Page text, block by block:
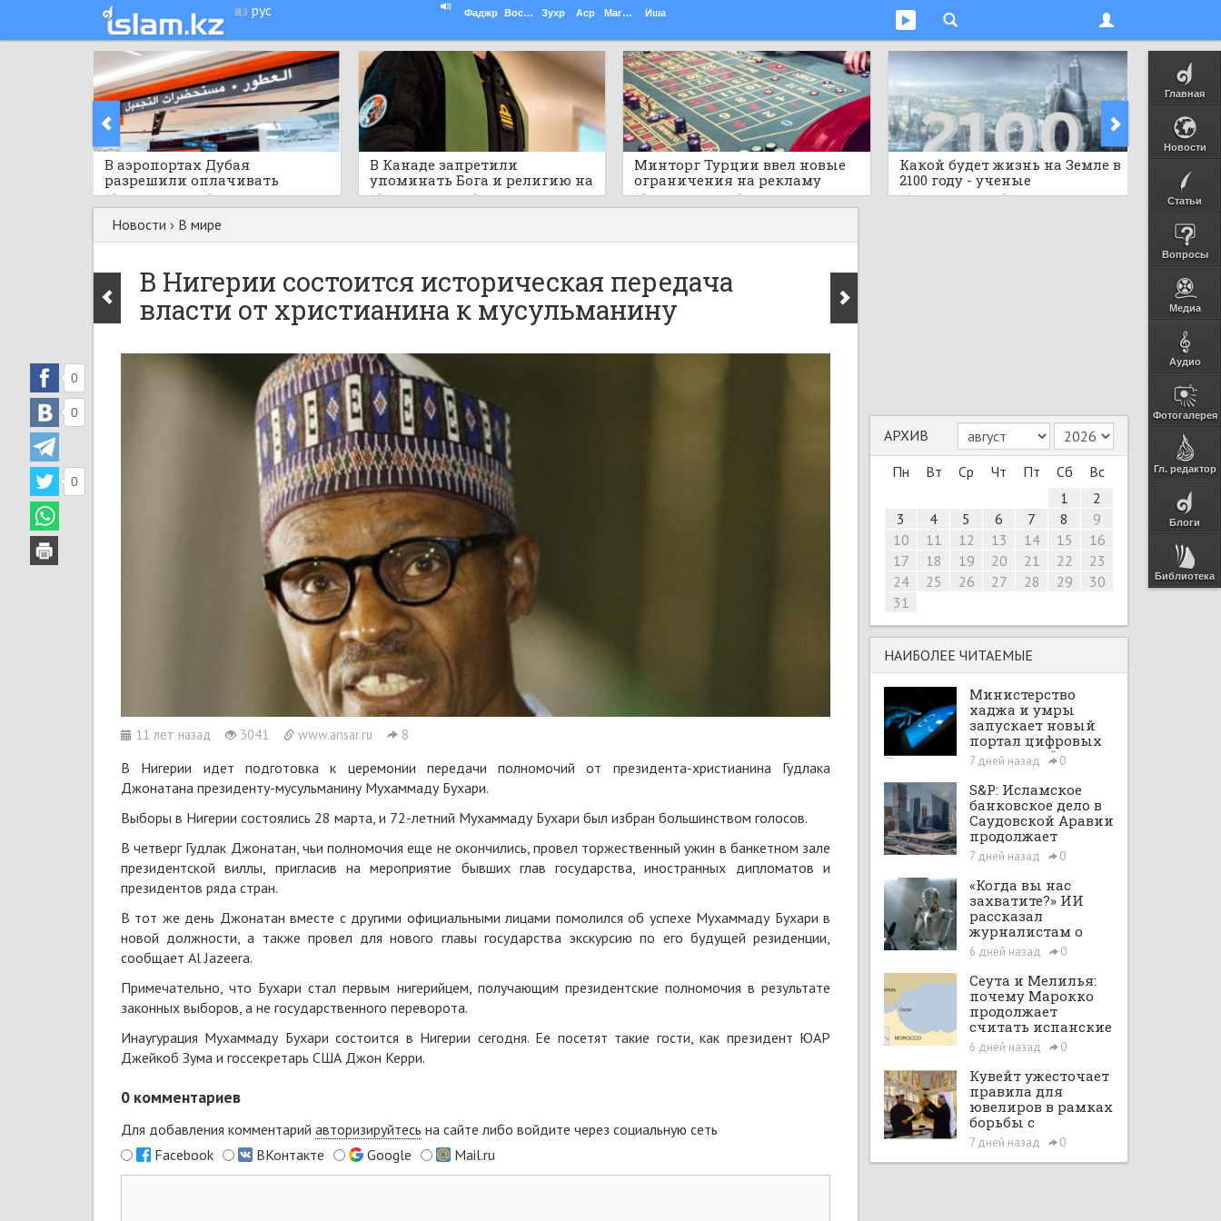
қаз рус Фаджр Восход Зухр Аср Магриб Иша
Главная
Новости
Статьи
Вопросы
Медиа
Аудио
Фотогалерея
Гл. редактор
Блоги
Библиотека
​В аэропортах Дубая
разрешили оплачивать
покупки криптовалютой
15 часов назад 0
В Канаде запретили
упоминать Бога и религию на
публичных военных
мероприятиях
15 часов назад 0
Минторг Турции ввел новые
ограничения на рекламу
азартных игр и астрологов
15 часов назад 0
Какой будет жизнь на Земле в
2100 году - ученые
шокировали прогнозом
16 часов назад 0 16 часов
Новости › В мире
В Нигерии состоится историческая передача
власти от христианина к мусульманину
11 лет назад 3041 www.ansar.ru 8
0
0
0
В Нигерии идет подготовка к церемонии передачи полномочий от президента-христианина Гудлака
Джонатана президенту-мусульманину Мухаммаду Бухари.
Выборы в Нигерии состоялись 28 марта, и 72-летний Мухаммаду Бухари был избран большинством голосов.
В четверг Гудлак Джонатан, чьи полномочия еще не окончились, провел торжественный ужин в банкетном зале
президентской виллы, пригласив на мероприятие бывших глав государства, иностранных дипломатов и
президентов ряда стран.
В тот же день Джонатан вместе с другими официальными лицами помолился об успехе Мухаммаду Бухари в
новой должности, а также провел для нового главы государства экскурсию по его будущей резиденции,
сообщает Al Jazeera.
Примечательно, что Бухари стал первым нигерийцем, получающим президентские полномочия в результате
законных выборов, а не государственного переворота.
Инаугурация Мухаммаду Бухари состоится в Нигерии сегодня. Ее посетят такие гости, как президент ЮАР
Джейкоб Зума и госсекретарь США Джон Керри.
0 комментариев
Для добавления комментарий авторизируйтесь на сайте либо войдите через социальную сеть
Facebook
ВКонтакте Google Mail.ru
АРХИВ
Пн
Вт Ср Чт Пт Сб
Вс
1
2
3
4 5 6 7 8
9
10
11 12 13 14 15
16
17
18 19 20 21 22
23
24
25 26 27 28 29
30
31
НАИБОЛЕЕ ЧИТАЕМЫЕ
Министерство
хаджа и умры
запускает новый
портал цифровых
интеграций
7 дней назад 0
S&P: Исламское
банковское дело в
Саудовской Аравии
продолжает
расширяться при
поддержке Vision
2030 и рыночных
реформ
7 дней назад 0
«Когда вы нас
захватите?» ИИ
рассказал
журналистам о
планах по
покорению мира в
большом интервью
с ChatGPT
6 дней назад 0
Сеута и Мелилья:
почему Марокко
продолжает
считать испанские
анклавы своими
территориями
6 дней назад 0
Кувейт ужесточает
правила для
ювелиров в рамках
борьбы с
отмыванием денег
7 дней назад 0